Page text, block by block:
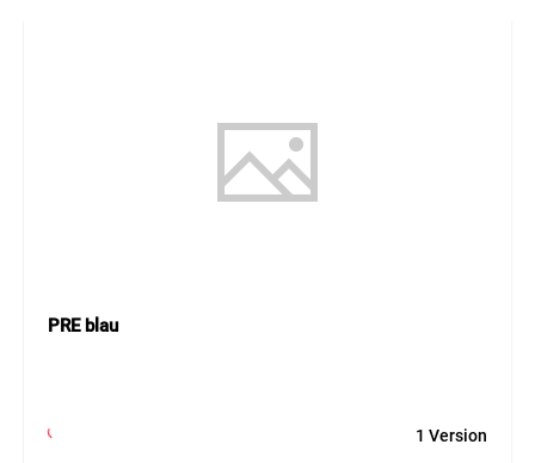
PRE blau
1 Version